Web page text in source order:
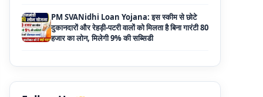
सहायता समूह महिलाओं को मिल रहा है ₹10 लाख तक का
लोन, ऐसे करें आवेदन
पालन योजना के तहत ले सकते है 5 लाख तक का लोन,